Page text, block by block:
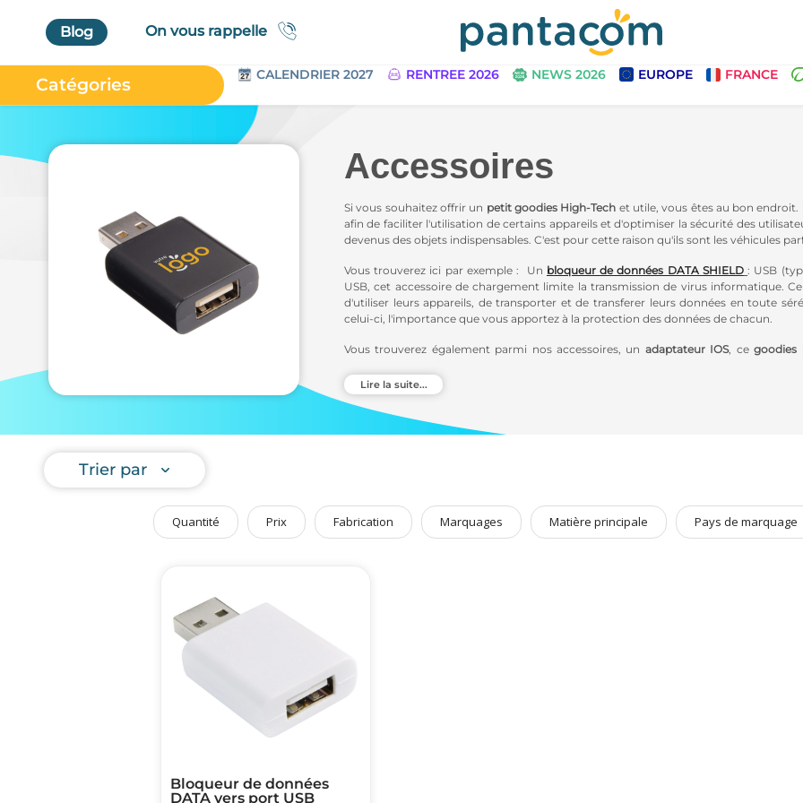
Blog On vous rappelle
Catégories CALENDRIER 2027 RENTREE 2026 NEWS 2026 EUROPE FRANCE
Au Bureau
Bagageries & Sacs
Textiles & Accessoires
Vêtements de Travail
Parapluies & Parasols
Art de la Table
Bien être & Sécurité
Sports, loisirs & jouets
Accessoires Auto & Vélo
Temps Forts de l'Année
Evénement Entreprise
Accessoires
Si vous souhaitez offrir un petit goodies High-Tech et utile, vous êtes au bon endroit.
afin de faciliter l'utilisation de certains appareils et d'optimiser la sécurité des
devenus des objets indispensables. C'est pour cette raison qu'ils sont les véhicules
Vous trouverez ici par exemple : Un bloqueur de données DATA SHIELD : USB
USB, cet accessoire de chargement limite la transmission de virus informatique. Ce
d'utiliser leurs appareils, de transporter et de transferer leurs données en toute
celui-ci, l'importance que vous apportez à la protection des données de chacun.
Vous trouverez également parmi nos accessoires, un adaptateur IOS, cegoodies
IncroyablementHigh-Tech
balader !
Lire la suite...
Trier par
Quantité Prix Fabrication Marquages Matière principale Pays de marquage
Bloqueur de données
DATA vers port USB